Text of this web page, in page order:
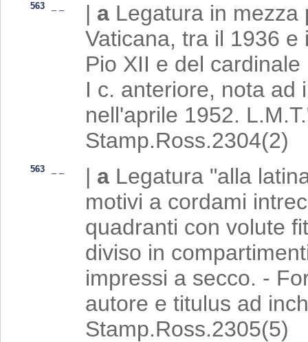
563 | a Legatura in
Vaticana, tra il 1936
Pio XII e del
I c. anteriore, nota ad
nell'aprile 1952.
Stamp.Ross.2304(2)
563 | a Legatura "alla
motivi a cordami
quadranti con volute
diviso in
impressi a secco. -
autore e titulus ad
Stamp.Ross.2305(5)